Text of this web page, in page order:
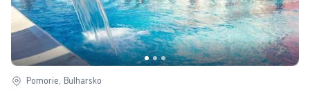
Pomorie, Bulharsko